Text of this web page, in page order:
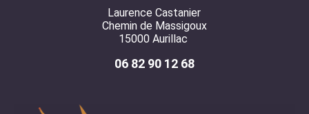
Laurence Castanier
Chemin de Massigoux
15000 Aurillac
06 82 90 12 68